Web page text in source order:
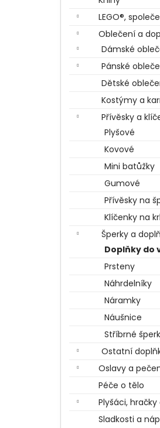
LEGO®,
Oblečení a
Dámské
Pánské
Dětské
Kostýmy a
Přívěsky a
Plyšové
Kovové
Mini batůžky
Gumové
Přívěsky na
Klíčenky na
Šperky a
Doplňky do
Prsteny
Náhrdelníky
Náramky
Náušnice
Stříbrné
Ostatní
Oslavy a
Péče o tělo
Plyšáci,
Sladkosti a
BERTÍKOVY FAZOLKY
35 G, HARRY POTTER
85 Kč